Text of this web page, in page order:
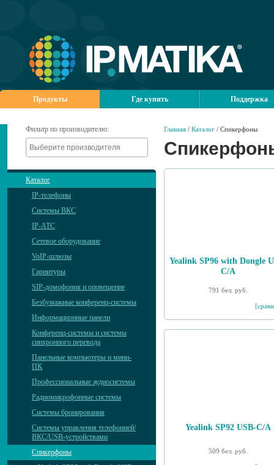
Продукты Где купить Поддержка
Фильтр по производителю:
Каталог
IP-телефоны
Системы ВКС
IP-АТС
Сетевое оборудование
VoIP-шлюзы
Гарнитуры
SIP-домофония и оповещение
Безбумажные конференц-системы
Информационные панели
Конференц-системы и системы
синхронного перевода
Панельные компьютеры и мини-
ПК
Профессиональные аудиосистемы
Радиомикрофонные системы
Системы бронирования
Системы управления телефонией/
ВКС/USB-устройствами
Спикерфоны
Главная / Каталог / Спикерфоны
Yealink SP96 with Dongle
C/A
791 бел. руб.
Yealink SP92 USB-C/A
509 бел. руб.